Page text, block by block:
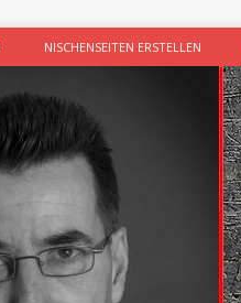
NISCHENSEITEN ERSTELLEN